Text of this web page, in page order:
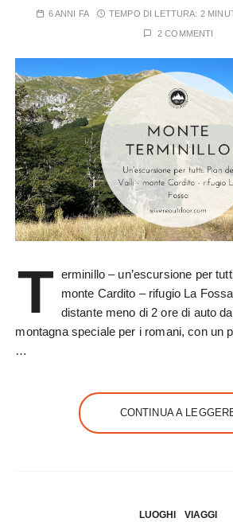
6 ANNI FA TEMPO DI LETTURA: 2
2 COMMENTI
T erminillo – un’escursione per
monte Cardito – rifugio La
distante meno di 2 ore di auto
montagna speciale per i romani, con un
…
CONTINUA A
LUOGHI VIAGGI